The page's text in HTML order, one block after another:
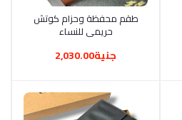
أضف إلى السلة
طقم محفظة وحزام كوتش
حريمي للنساء
جنية2,030.00